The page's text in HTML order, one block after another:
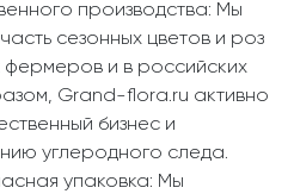
производства: Мы
сезонных цветов и роз
фермеров и в российских
Grand-flora.ru активно
бизнес и
углеродного следа.
упаковка: Мы